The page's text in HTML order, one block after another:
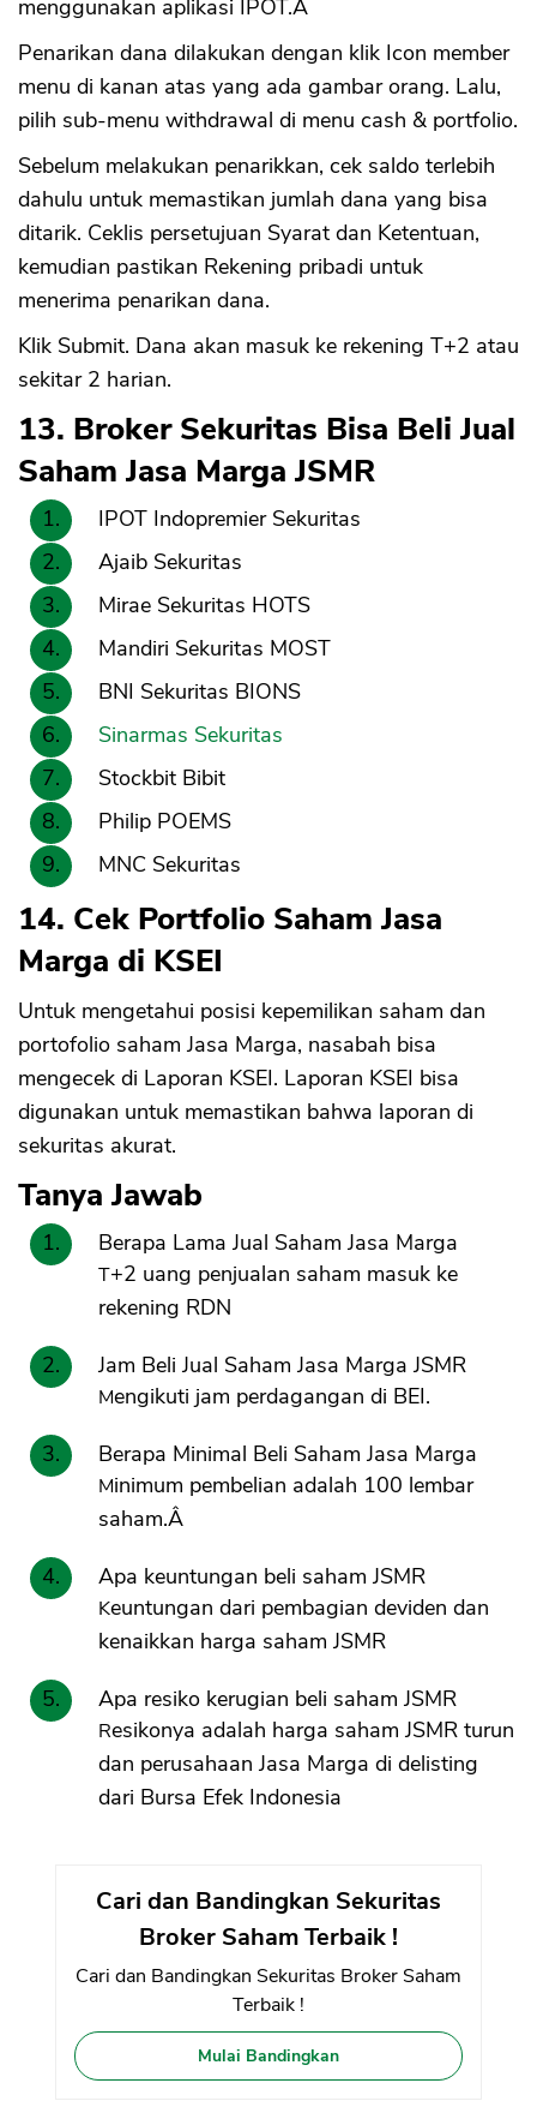
menggunakan aplikasi IPOT.Â
Penarikan dana dilakukan dengan klik Icon member
menu di kanan atas yang ada gambar orang. Lalu,
pilih sub-menu withdrawal di menu cash & portfolio.
Sebelum melakukan penarikkan, cek saldo terlebih
dahulu untuk memastikan jumlah dana yang bisa
ditarik. Ceklis persetujuan Syarat dan Ketentuan,
kemudian pastikan Rekening pribadi untuk
menerima penarikan dana.
Klik Submit. Dana akan masuk ke rekening T+2 atau
sekitar 2 harian.
13. Broker Sekuritas Bisa Beli Jual
Saham Jasa Marga JSMR
IPOT Indopremier Sekuritas
Ajaib Sekuritas
Mirae Sekuritas HOTS
Mandiri Sekuritas MOST
BNI Sekuritas BIONS
Sinarmas Sekuritas
Stockbit Bibit
Philip POEMS
MNC Sekuritas
14. Cek Portfolio Saham Jasa
Marga di KSEI
Untuk mengetahui posisi kepemilikan saham dan
portofolio saham Jasa Marga, nasabah bisa
mengecek di Laporan KSEI. Laporan KSEI bisa
digunakan untuk memastikan bahwa laporan di
sekuritas akurat.
Tanya Jawab
Berapa Lama Jual Saham Jasa Marga
T+2 uang penjualan saham masuk ke
rekening RDN
Jam Beli Jual Saham Jasa Marga JSMR
Mengikuti jam perdagangan di BEI.
Berapa Minimal Beli Saham Jasa Marga
Minimum pembelian adalah 100 lembar
saham.Â
Apa keuntungan beli saham JSMR
Keuntungan dari pembagian deviden dan
kenaikkan harga saham JSMR
Apa resiko kerugian beli saham JSMR
Resikonya adalah harga saham JSMR turun
dan perusahaan Jasa Marga di delisting
dari Bursa Efek Indonesia
Cari dan Bandingkan Sekuritas
Broker Saham Terbaik !
Cari dan Bandingkan Sekuritas Broker Saham
Terbaik !
Mulai Bandingkan